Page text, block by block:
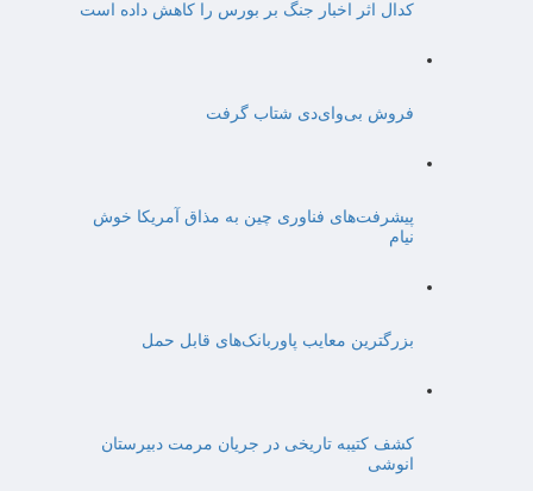
کدال اثر اخبار جنگ بر بورس را کاهش داده است
فروش بی‌وای‌دی شتاب گرفت
پیشرفت‌های فناوری چین به مذاق آمریکا خوش
نیام
بزرگترین معایب پاوربانک‌های قابل حمل
کشف کتیبه تاریخی در جریان مرمت دبیرستان
انوشی